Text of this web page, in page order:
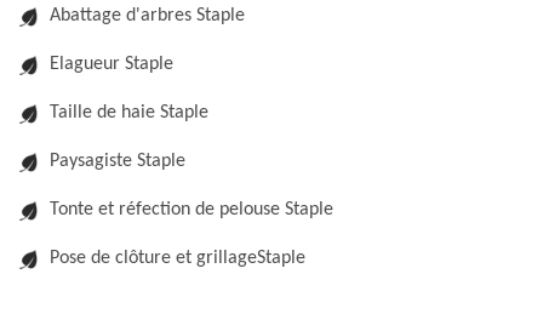
Abattage d'arbres Staple
Elagueur Staple
Taille de haie Staple
Paysagiste Staple
Tonte et réfection de pelouse Staple
Pose de clôture et grillageStaple